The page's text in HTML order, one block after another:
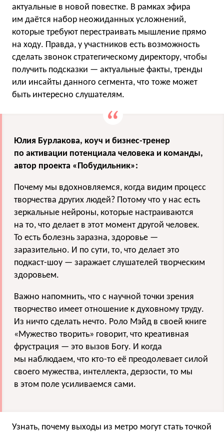
актуальные в новой повестке. В рамках эфира
им даётся набор неожиданных усложнений,
которые требуют перестраивать мышление прямо
на ходу. Правда, у участников есть возможность
сделать звонок стратегическому директору, чтобы
получить подсказки — актуальные факты, тренды
или инсайты данного сегмента, что тоже может
быть интересно слушателям.
Юлия Бурлакова, коуч и бизнес-тренер
по активации потенциала человека и команды,
автор проекта «Побудильник»:
Почему мы вдохновляемся, когда видим процесс
творчества других людей? Потому что у нас есть
зеркальные нейроны, которые настраиваются
на то, что делает в этот момент другой человек.
То есть болезнь заразна, здоровье —
заразительно. И по сути, то, что делает это
подкаст-шоу — заражает слушателей творческим
здоровьем.
Важно напомнить, что с научной точки зрения
творчество имеет отношение к духовному труду.
Из ничто сделать нечто. Роло Мэйд в своей книге
«Мужество творить» говорит, что креативная
фрустрация — это вызов Богу. И когда
мы наблюдаем, что кто-то её преодолевает силой
своего мужества, интеллекта, дерзости, то мы
в этом поле усиливаемся сами.
Узнать, почему выходы из метро могут стать точкой